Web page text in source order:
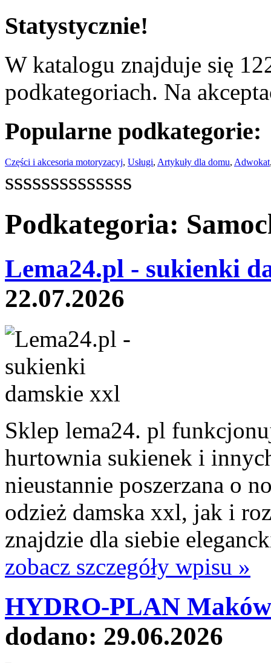
Statystycznie!
W katalogu znajduje się
podkategoriach. Na
Popularne podkategorie:
Części i akcesoria motoryzacyj, Usługi, Artykuły dla domu, Adwokat
ssssssssssssss
Podkategoria:
Lema24.pl - sukienki
22.07.2026
Sklep lema24. pl
hurtownia sukienek i
nieustannie poszerzana o
odzież damska xxl, jak i
znajdzie dla siebie
zobacz szczegóły wpisu »
HYDRO-PLAN
dodano: 29.06.2026